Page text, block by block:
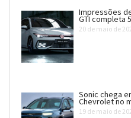
Impressões
GTI completa
20 de maio de
Sonic chega
Chevrolet no
19 de maio de